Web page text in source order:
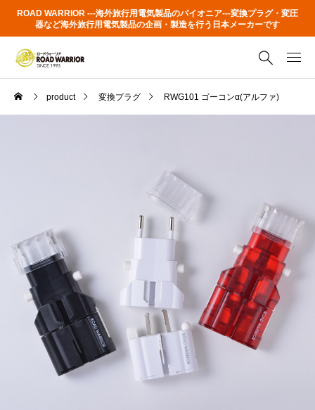
ROAD WARRIOR ---海外旅行用電気製品のパイオニア---変換プラグ・変圧
器など海外旅行用電気製品の企画・製造を行う日本メーカーです
product 変換プラグ RWG101 ゴーコンα(アルファ)